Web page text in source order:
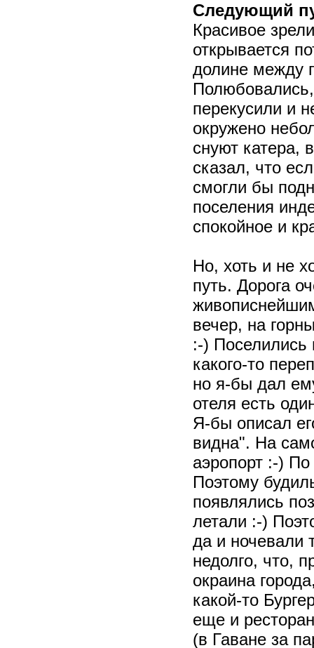
Следующий
Красивое
открывается
долине между
Полюбовались,
перекусили и
окружено
снуют катера,
сказал, что
смогли бы
поселения
спокойное и
Но, хоть и не
путь. Дорога
вечер, на
:-) Поселились
какого-то
но я-бы дал
отеля есть
Я-бы описал
видна". На
аэропорт :-)
Поэтому
появлялись
летали :-)
да и ночевали
недолго, что,
окраина
какой-то
еще и
(в Гаване за